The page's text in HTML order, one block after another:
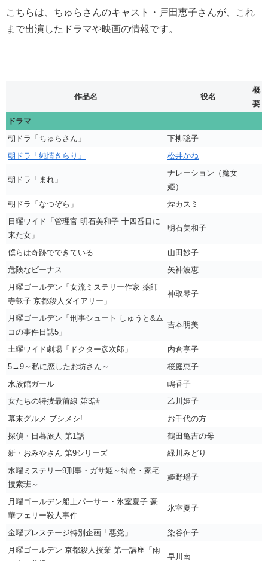
こちらは、ちゅらさんのキャスト・戸田恵子さんが、これ
まで出演したドラマや映画の情報です。
作品名 役名
概
要
ドラマ
朝ドラ「ちゅらさん」
下柳聡子
朝ドラ「純情きらり」
松井かね
朝ドラ「まれ」
ナレーション（魔女
姫）
朝ドラ「なつぞら」
煙カスミ
日曜ワイド「管理官 明石美和子 十四番目に
来た女」
明石美和子
僕らは奇跡でできている
山田妙子
危険なビーナス
矢神波恵
月曜ゴールデン「女流ミステリー作家 薬師
寺叡子 京都殺人ダイアリー」
神取琴子
月曜ゴールデン「刑事シュート しゅうと&ム
コの事件日誌5」
吉本明美
土曜ワイド劇場「ドクター彦次郎」
内倉享子
5→9～私に恋したお坊さん～
桜庭恵子
水族館ガール
嶋香子
女たちの特捜最前線 第3話
乙川姫子
幕末グルメ ブシメシ!
お千代の方
探偵・日暮旅人 第1話
鶴田亀吉の母
新・おみやさん 第9シリーズ
緑川みどり
水曜ミステリー9刑事・ガサ姫～特命・家宅
捜索班～
姫野瑶子
月曜ゴールデン船上パーサー・氷室夏子 豪
華フェリー殺人事件
氷室夏子
金曜プレステージ特別企画「悪党」
染谷伸子
月曜ゴールデン 京都殺人授業 第一講座「雨
早川南